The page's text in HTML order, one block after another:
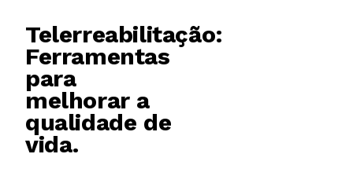
Telerreabilitação:
Ferramentas
para
melhorar a
qualidade de
vida.